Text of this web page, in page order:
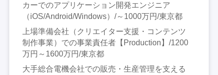
カーでのアプリケーション開発エンジニア
（iOS/Android/Windows）/～1000万円/東京都
上場準備会社（クリエイター支援・コンテンツ
制作事業）での事業責任者【Production】/1200
万円～1600万円/東京都
大手総合電機会社での販売・生産管理を支える